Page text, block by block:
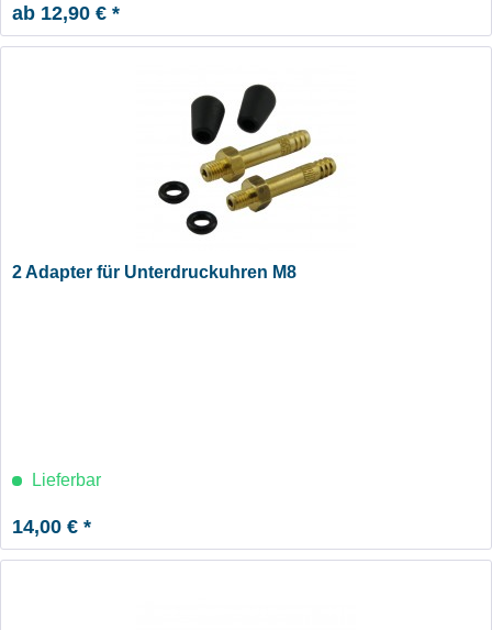
ab 12,90 € *
2 Adapter für Unterdruckuhren M8
Lieferbar
14,00 € *